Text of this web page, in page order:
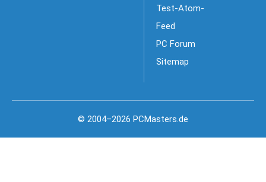
Test-Atom-
Feed
PC Forum
Sitemap
© 2004–2026 PCMasters.de